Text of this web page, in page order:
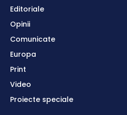
Editoriale
Opinii
Comunicate
Europa
Print
Video
Proiecte speciale